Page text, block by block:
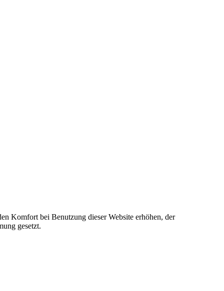
Komfort bei Benutzung dieser Website erhöhen, der
gesetzt.